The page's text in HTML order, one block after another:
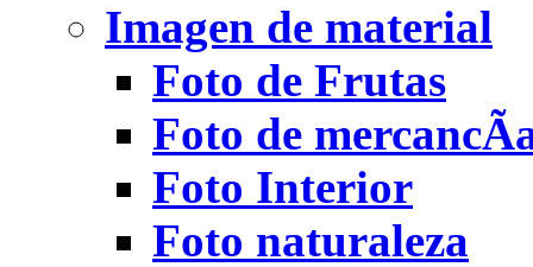
Imagen de material
Foto de Frutas
Foto de
Foto Interior
Foto naturaleza